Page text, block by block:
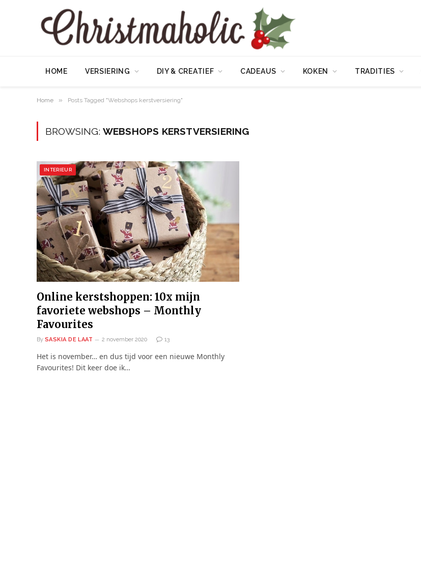
HOME VERSIERING DIY & CREATIEF CADEAUS KOKEN TRADITIES
Home » Posts Tagged "Webshops kerstversiering"
BROWSING: WEBSHOPS KERSTVERSIERING
INTERIEUR
Online kerstshoppen: 10x mijn
favoriete webshops – Monthly
Favourites
By SASKIA DE LAAT 2 november 2020 13
Het is november… en dus tijd voor een nieuwe Monthly
Favourites! Dit keer doe ik…